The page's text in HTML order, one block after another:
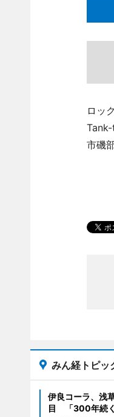
ロッ
市磯
みん経トピッ
伊良コーラ、浅
目 「300年続